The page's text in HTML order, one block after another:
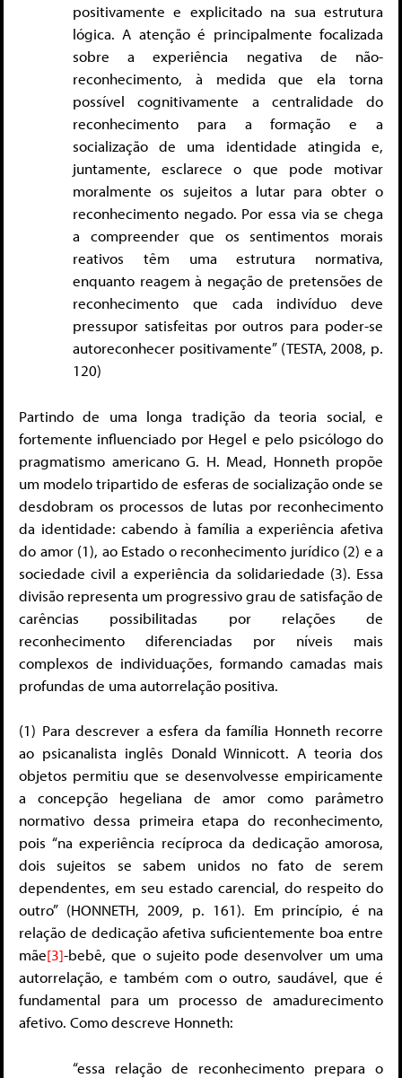
positivamente e explicitado na sua estrutura
lógica. A atenção é principalmente focalizada
sobre a experiência negativa de não-
reconhecimento, à medida que ela torna
possível cognitivamente a centralidade do
reconhecimento para a formação e a
socialização de uma identidade atingida e,
juntamente, esclarece o que pode motivar
moralmente os sujeitos a lutar para obter o
reconhecimento negado. Por essa via se chega
a compreender que os sentimentos morais
reativos têm uma estrutura normativa,
enquanto reagem à negação de pretensões de
reconhecimento que cada indivíduo deve
pressupor satisfeitas por outros para poder-se
autoreconhecer positivamente” (TESTA, 2008, p.
120)
Partindo de uma longa tradição da teoria social, e
fortemente influenciado por Hegel e pelo psicólogo do
pragmatismo americano G. H. Mead, Honneth propõe
um modelo tripartido de esferas de socialização onde se
desdobram os processos de lutas por reconhecimento
da identidade: cabendo à família a experiência afetiva
do amor (1), ao Estado o reconhecimento jurídico (2) e a
sociedade civil a experiência da solidariedade (3). Essa
divisão representa um progressivo grau de satisfação de
carências possibilitadas por relações de
reconhecimento diferenciadas por níveis mais
complexos de individuações, formando camadas mais
profundas de uma autorrelação positiva.
(1) Para descrever a esfera da família Honneth recorre
ao psicanalista inglês Donald Winnicott. A teoria dos
objetos permitiu que se desenvolvesse empiricamente
a concepção hegeliana de amor como parâmetro
normativo dessa primeira etapa do reconhecimento,
pois “na experiência recíproca da dedicação amorosa,
dois sujeitos se sabem unidos no fato de serem
dependentes, em seu estado carencial, do respeito do
outro” (HONNETH, 2009, p. 161). Em princípio, é na
relação de dedicação afetiva suficientemente boa entre
mãe[3]-bebê, que o sujeito pode desenvolver um uma
autorrelação, e também com o outro, saudável, que é
fundamental para um processo de amadurecimento
afetivo. Como descreve Honneth:
“essa relação de reconhecimento prepara o